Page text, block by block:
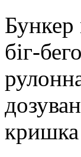
Бункер
біг-
кришка